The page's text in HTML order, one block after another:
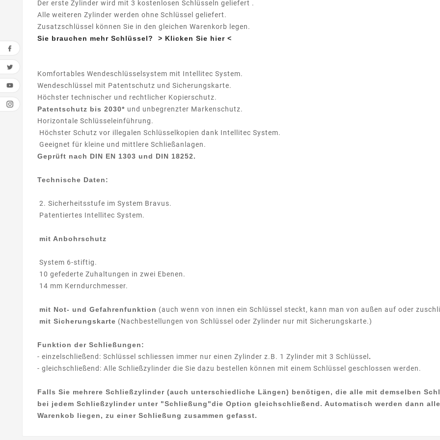
Der erste Zylinder wird mit 3 kostenlosen Schlüsseln geliefert .
Alle weiteren Zylinder werden ohne Schlüssel geliefert.
Zusatzschlüssel können Sie in den gleichen Warenkorb legen.
Sie brauchen mehr Schlüssel? > Klicken Sie hier <
Komfortables Wendeschlüsselsystem mit Intellitec System.
Wendeschlüssel mit Patentschutz und Sicherungskarte.
Höchster technischer und rechtlicher Kopierschutz.
Patentschutz bis 2030* und unbegrenzter Markenschutz.
Horizontale Schlüsseleinführung.
Höchster Schutz vor illegalen Schlüsselkopien dank Intellitec System.
Geeignet für kleine und mittlere Schließanlagen.
Geprüft nach DIN EN 1303 und DIN 18252.
Technische Daten:
2. Sicherheitsstufe im System Bravus.
Patentiertes Intellitec System.
mit Anbohrschutz
System 6-stiftig.
10 gefederte Zuhaltungen in zwei Ebenen.
14 mm Kerndurchmesser.
mit Not- und Gefahrenfunktion (auch wenn von innen ein Schlüssel steckt, kann man von außen auf oder
mit Sicherungskarte (Nachbestellungen von Schlüssel oder Zylinder nur mit Sicherungskarte.)
Funktion der Schließungen:
- einzelschließend: Schlüssel schliessen immer nur einen Zylinder z.B. 1 Zylinder mit 3 Schlüssel .
- gleichschließend: Alle Schließzylinder die Sie dazu bestellen können mit einem Schlüssel geschlossen werden.
Falls Sie mehrere Schließzylinder (auch unterschiedliche Längen) benötigen, die alle mit demselben
bei jedem Schließzylinder unter "Schließung"die Option gleichschließend. Automatisch werden dann
Warenkob liegen, zu einer Schließung zusammen gefasst.